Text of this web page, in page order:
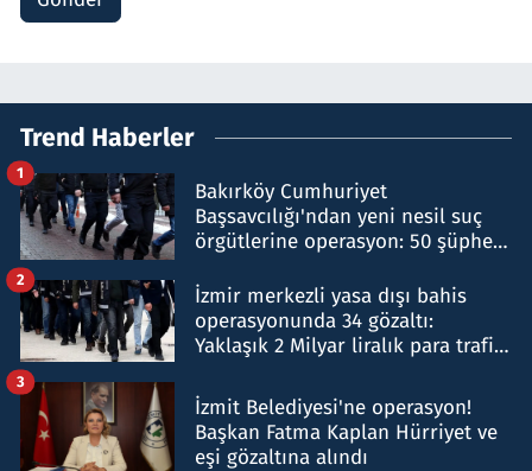
Trend Haberler
Bakırköy Cumhuriyet
Başsavcılığı'ndan yeni nesil suç
örgütlerine operasyon: 50 şüpheli
1
İzmir merkezli yasa dışı bahis
operasyonunda 34 gözaltı:
Yaklaşık 2 Milyar liralık para trafiği
2
İzmit Belediyesi'ne operasyon!
Başkan Fatma Kaplan Hürriyet ve
eşi gözaltına alındı
3